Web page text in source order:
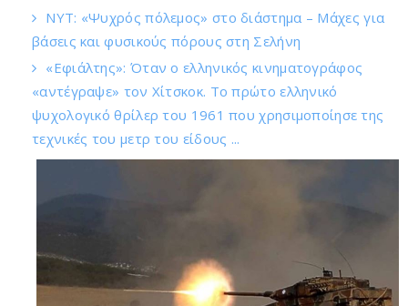
NYT: «Ψυχρός πόλεμος» στο διάστημα – Μάχες για
βάσεις και φυσικούς πόρους στη Σελήνη
«Εφιάλτης»: Όταν ο ελληνικός κινηματογράφος
«αντέγραψε» τον Χίτσκοκ. Το πρώτο ελληνικό
ψυχολογικό θρίλερ του 1961 που χρησιμοποίησε της
τεχνικές του μετρ του είδους ...